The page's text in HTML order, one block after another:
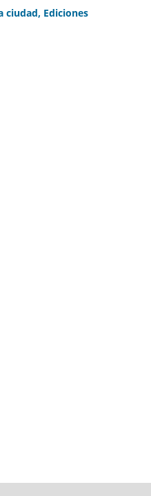
ciudad, Ediciones